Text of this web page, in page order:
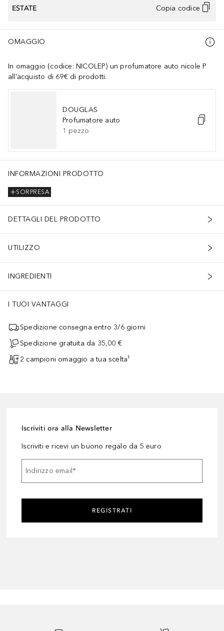
ESTATE Copia codice
OMAGGIO
In omaggio (codice: NICOLEP) un profumatore auto nicole P
all'acquisto di 69€ di prodotti.
DOUGLAS
Profumatore auto
1 pezzo
INFORMAZIONI PRODOTTO
SORPRESA
DETTAGLI DEL PRODOTTO
UTILIZZO
INGREDIENTI
I TUOI VANTAGGI
Spedizione consegna entro 3/6 giorni
Spedizione gratuita da 35,00 €
2 campioni omaggio a tua scelta¹
Iscriviti ora alla Newsletter
Iscriviti e ricevi un buono regalo da 5 euro
Indirizzo email*
REGISTRATI